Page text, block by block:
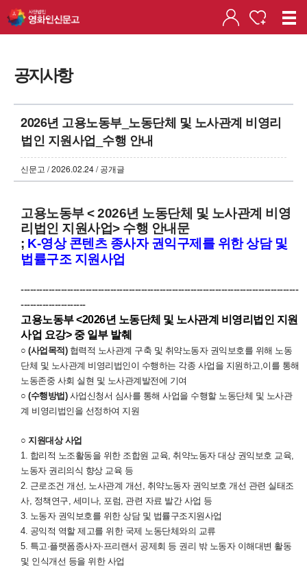
공지사항
2026년 고용노동부_노동단체 및 노사관계 비영리
법인 지원사업_수행 안내
신문고 / 2026.02.24 / 공개글
고용노동부 < 2026년 노동단체 및 노사관계 비영
리법인 지원사업> 수행 안내문
; K-영상 콘텐츠 종사자 권익구제를 위한 상담 및
법률구조 지원사업
------------------------------------------------------------------------------------------
---------------------
고용노동부 <2026년 노동단체 및 노사관계 비영리법인 지원
사업 요강> 중 일부 발췌
○ (사업목적)협력적 노사관계 구축 및 취약노동자 권익보호를 위해 노동
단체 및 노사관계 비영리법인이 수행하는 각종 사업을 지원하고,이를 통해
노동존중 사회 실현 및 노사관계발전에 기여
○ (수행방법)사업신청서 심사를 통해 사업을 수행할 노동단체 및 노사관
계 비영리법인을 선정하여 지원
○ 지원대상 사업
1. 합리적 노조활동을 위한 조합원 교육, 취약노동자 대상 권익보호 교육,
노동자 권리의식 향상 교육 등
2. 근로조건 개선, 노사관계 개선, 취약노동자 권익보호 개선 관련 실태조
사, 정책연구, 세미나, 포럼, 관련 자료 발간 사업 등
3. 노동자 권익보호를 위한 상담 및 법률구조지원사업
4. 공익적 역할 제고를 위한 국제 노동단체와의 교류
5. 특고·플랫폼종사자·프리랜서 공제회 등 권리 밖 노동자 이해대변 활동
및 인식개선 등을 위한 사업